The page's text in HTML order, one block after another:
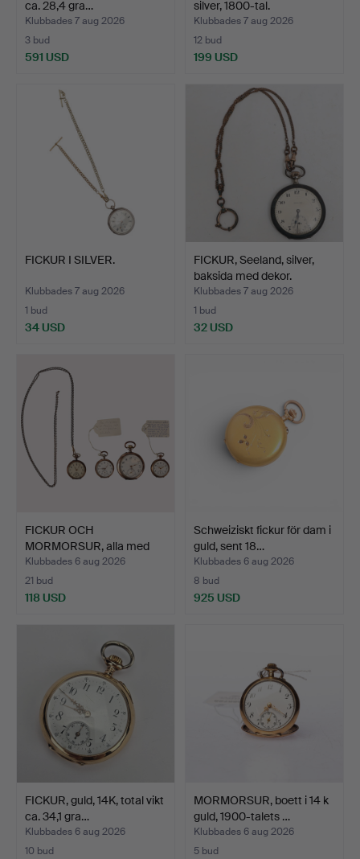
ca. 28,4 gra…
Klubbades 7 aug 2026
3 bud
591 USD
silver, 1800-tal.
Klubbades 7 aug 2026
12 bud
199 USD
FICKUR I SILVER.
Klubbades 7 aug 2026
1 bud
34 USD
FICKUR, Seeland, silver,
baksida med dekor.
Klubbades 7 aug 2026
1 bud
32 USD
FICKUR OCH
MORMORSUR, alla med
silverboett…
Klubbades 6 aug 2026
21 bud
118 USD
Schweiziskt fickur för dam i
guld, sent 18…
Klubbades 6 aug 2026
8 bud
925 USD
FICKUR, guld, 14K, total vikt
ca. 34,1 gra…
Klubbades 6 aug 2026
10 bud
MORMORSUR, boett i 14 k
guld, 1900-talets …
Klubbades 6 aug 2026
5 bud